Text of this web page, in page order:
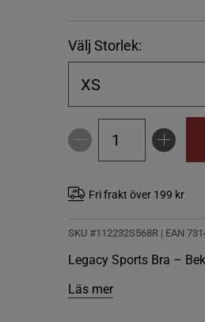
Välj Storlek:
XS
Fri frakt över 199 kr
SKU #112232S568R | EAN
Legacy Sports Bra –
Läs mer